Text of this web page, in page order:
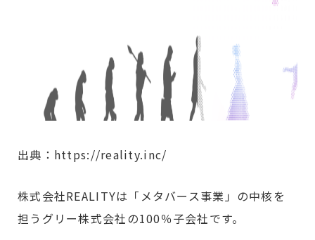
出典：https://reality.inc/
株式会社REALITYは「メタバース事業」の中核を
担うグリー株式会社の100％子会社です。